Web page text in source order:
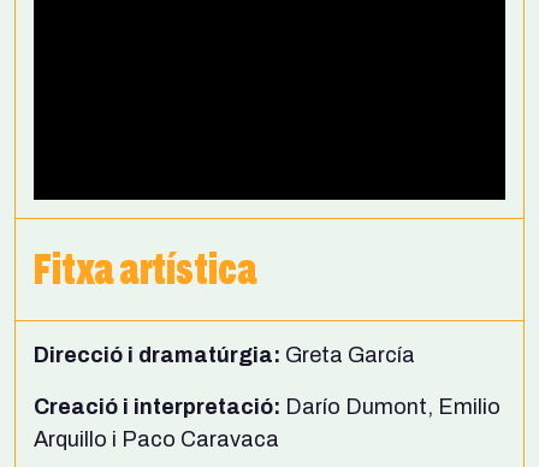
Fitxa artística
Direcció i dramatúrgia: Greta García
Creació i interpretació: Darío Dumont, Emilio
Arquillo i Paco Caravaca